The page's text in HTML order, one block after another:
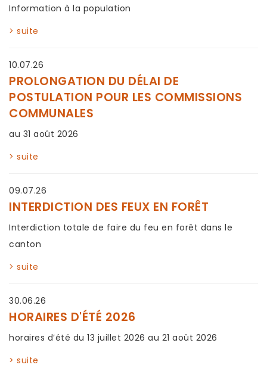
Information à la population
> suite
10.07.26
PROLONGATION DU DÉLAI DE
POSTULATION POUR LES COMMISSIONS
COMMUNALES
au 31 août 2026
> suite
09.07.26
INTERDICTION DES FEUX EN FORÊT
Interdiction totale de faire du feu en forêt dans le
canton
> suite
30.06.26
HORAIRES D'ÉTÉ 2026
horaires d’été du 13 juillet 2026 au 21 août 2026
> suite